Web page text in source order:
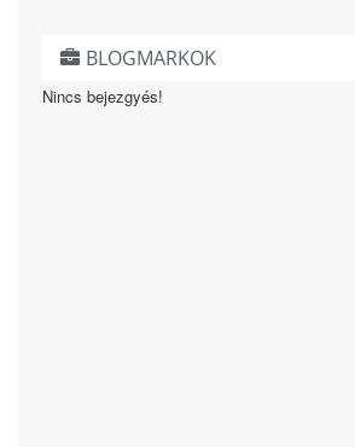
BLOGMARKOK
Nincs bejezgyés!